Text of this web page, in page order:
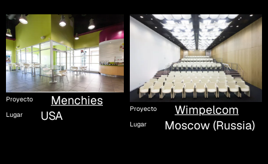
Proyecto Menchies
Lugar USA Proyecto Wimpelcom
Lugar Moscow (Russia)